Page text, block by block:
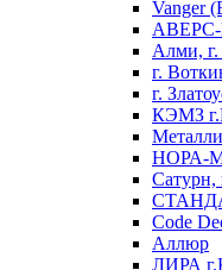
Vanger
АВЕРС-
Алми, г.
г.
г.
КЭМЗ
НОРА-
Сатурн,
Code
Аллюр
ЛИРА